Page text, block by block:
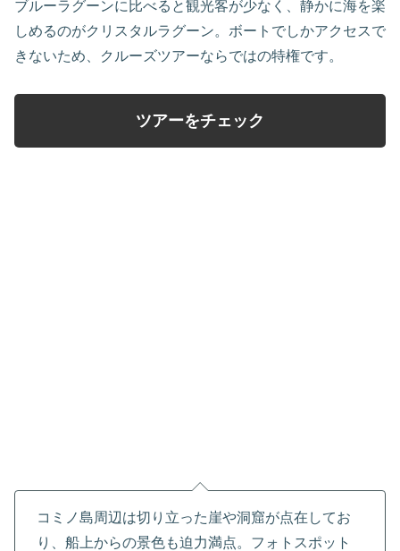
ブルーラグーンに比べると観光客が少なく、静かに海を楽
しめるのがクリスタルラグーン。ボートでしかアクセスで
きないため、クルーズツアーならではの特権です。
ツアーをチェック
コミノ島周辺は切り立った崖や洞窟が点在してお
り、船上からの景色も迫力満点。フォトスポット